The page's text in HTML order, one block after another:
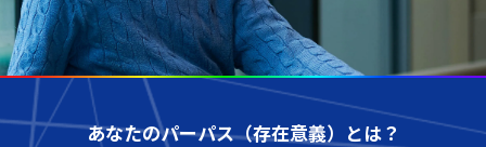
あなたのパーパス（存在意義）とは？